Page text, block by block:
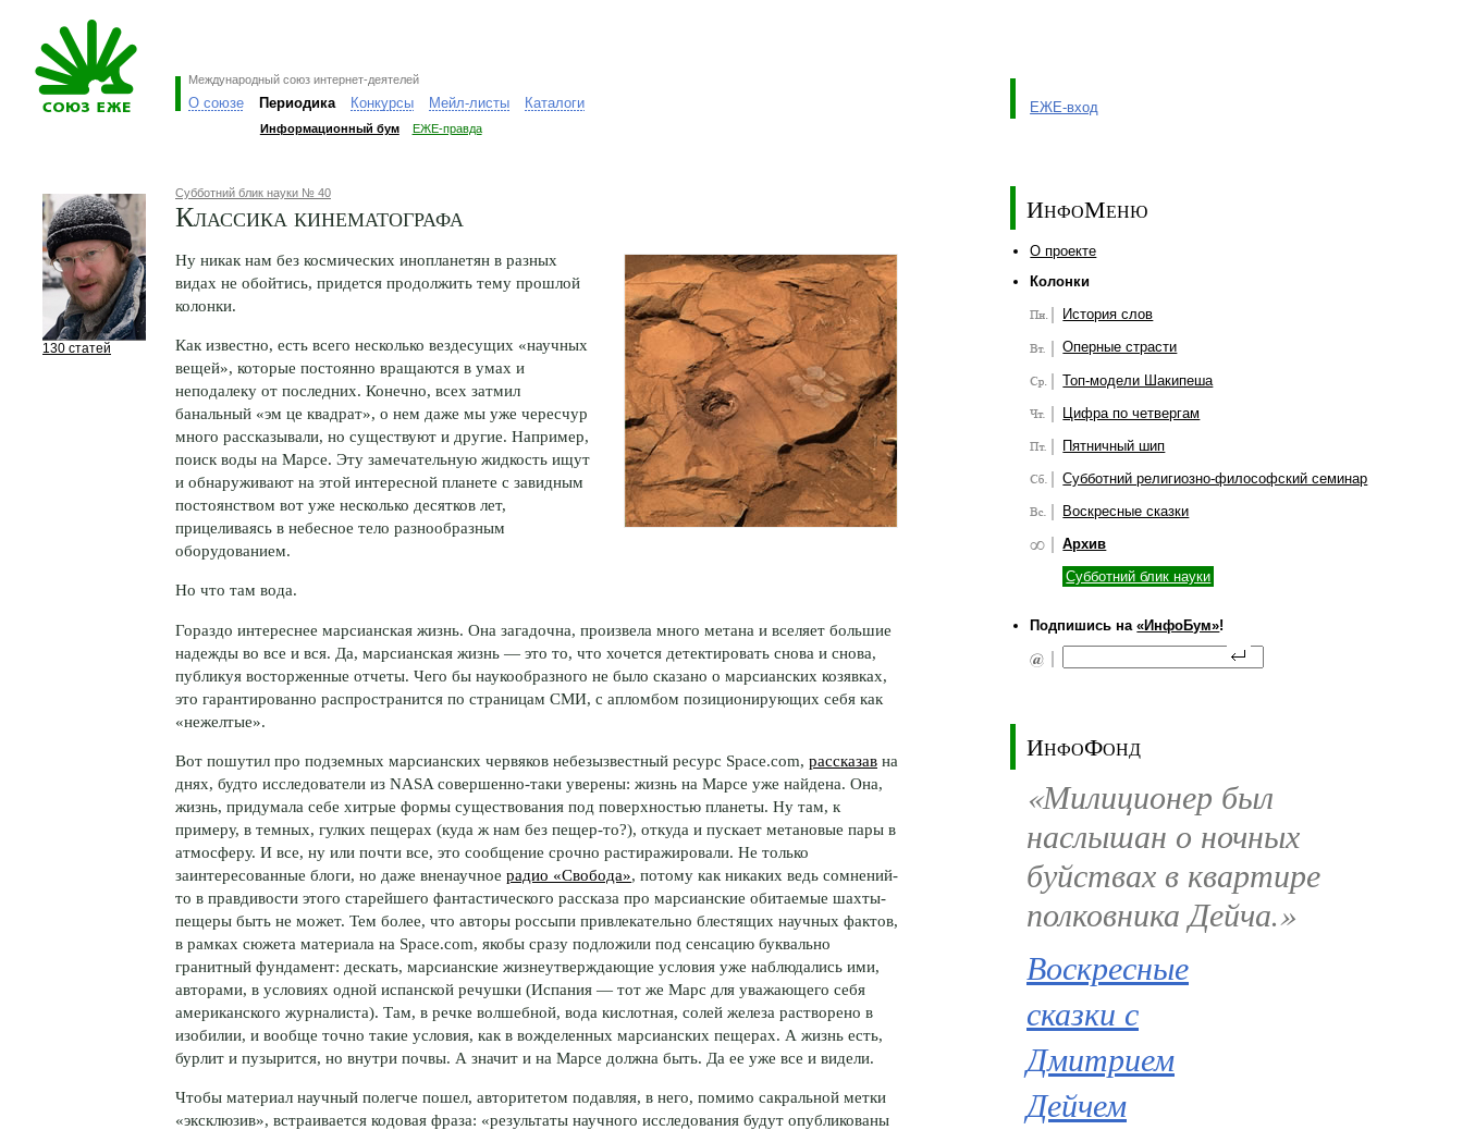
Международный союз интернет-деятелей
О союзе Периодика Конкурсы Мейл-листы Каталоги
Информационный бум ЕЖЕ-правда
ЕЖЕ-вход
130 статей
Субботний блик науки № 40
Классика кинематографа
Ну никак нам без космических инопланетян в разных
видах не обойтись, придется продолжить тему прошлой
колонки.
Как известно, есть всего несколько вездесущих «научных
вещей», которые постоянно вращаются в умах и
неподалеку от последних. Конечно, всех затмил
банальный «эм це квадрат», о нем даже мы уже чересчур
много рассказывали, но существуют и другие. Например,
поиск воды на Марсе. Эту замечательную жидкость ищут
и обнаруживают на этой интересной планете с завидным
постоянством вот уже несколько десятков лет,
прицеливаясь в небесное тело разнообразным
оборудованием.
Но что там вода.
Гораздо интереснее марсианская жизнь. Она загадочна, произвела много метана и вселяет большие
надежды во все и вся. Да, марсианская жизнь — это то, что хочется детектировать снова и снова,
публикуя восторженные отчеты. Чего бы наукообразного не было сказано о марсианских козявках,
это гарантированно распространится по страницам СМИ, с апломбом позиционирующих себя как
«нежелтые».
Вот пошутил про подземных марсианских червяков небезызвестный ресурс Space.com, рассказав на
днях, будто исследователи из NASA совершенно-таки уверены: жизнь на Марсе уже найдена. Она,
жизнь, придумала себе хитрые формы существования под поверхностью планеты. Ну там, к
примеру, в темных, гулких пещерах (куда ж нам без пещер-то?), откуда и пускает метановые пары в
атмосферу. И все, ну или почти все, это сообщение срочно растиражировали. Не только
заинтересованные блоги, но даже вненаучное радио «Свобода», потому как никаких ведь сомнений-
то в правдивости этого старейшего фантастического рассказа про марсианские обитаемые шахты-
пещеры быть не может. Тем более, что авторы россыпи привлекательно блестящих научных фактов,
в рамках сюжета материала на Space.com, якобы сразу подложили под сенсацию буквально
гранитный фундамент: дескать, марсианские жизнеутверждающие условия уже наблюдались ими,
авторами, в условиях одной испанской речушки (Испания — тот же Марс для уважающего себя
американского журналиста). Там, в речке волшебной, вода кислотная, солей железа растворено в
изобилии, и вообще точно такие условия, как в вожделенных марсианских пещерах. А жизнь есть,
бурлит и пузырится, но внутри почвы. А значит и на Марсе должна быть. Да ее уже все и видели.
Чтобы материал научный полегче пошел, авторитетом подавляя, в него, помимо сакральной метки
«эксклюзив», встраивается кодовая фраза: «результаты научного исследования будут опубликованы
ИнфоМеню
О проекте
Колонки
История слов
Оперные страсти
Топ-модели Шакипеша
Цифра по четвергам
Пятничный шип
Субботний религиозно-философский семинар
Воскресные сказки
Архив
Субботний блик науки
Подпишись на«ИнфоБум»!
ИнфоФонд
«Милиционер был
наслышан о ночных
буйствах в квартире
полковника Дейча.»
Воскресные
сказки с
Дмитрием
Дейчем